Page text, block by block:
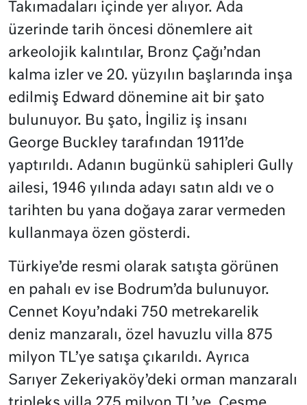
Takımadaları içinde yer alıyor. Ada
üzerinde tarih öncesi dönemlere ait
arkeolojik kalıntılar, Bronz Çağı’ndan
kalma izler ve 20. yüzyılın başlarında inşa
edilmiş Edward dönemine ait bir şato
bulunuyor. Bu şato, İngiliz iş insanı
George Buckley tarafından 1911’de
yaptırıldı. Adanın bugünkü sahipleri Gully
ailesi, 1946 yılında adayı satın aldı ve o
tarihten bu yana doğaya zarar vermeden
kullanmaya özen gösterdi.
Türkiye’de resmi olarak satışta görünen
en pahalı ev ise Bodrum’da bulunuyor.
Cennet Koyu’ndaki 750 metrekarelik
deniz manzaralı, özel havuzlu villa 875
milyon TL’ye satışa çıkarıldı. Ayrıca
Sarıyer Zekeriyaköy’deki orman manzaralı